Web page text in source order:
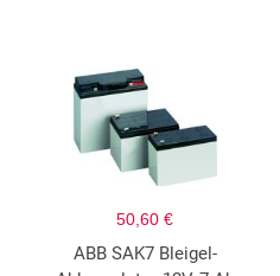
50,60 €
ABB SAK7 Bleigel-